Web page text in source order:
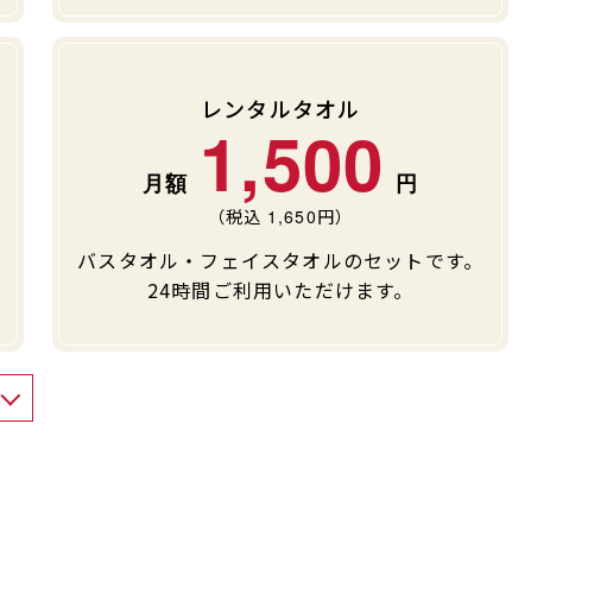
レンタルタオル
1,500
（税込 1,650円）
バスタオル・フェイスタオルのセットです。
24時間ご利用いただけます。